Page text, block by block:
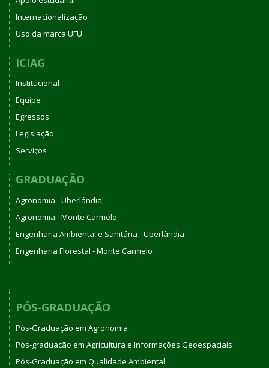
Internacionalização
Uso da marca UFU
ICIAG
Institucional
Equipe
Egressos
Legislação
Serviços
GRADUAÇÃO
Agronomia - Uberlândia
Agronomia - Monte Carmelo
Engenharia Ambiental e Sanitária - Uberlândia
Engenharia Florestal - Monte Carmelo
PÓS-GRADUAÇÃO
Pós-Graduação em Agronomia
Pós-graduação em Agricultura e Informações Geoespaciais
Pós-Graduação em Qualidade Ambiental